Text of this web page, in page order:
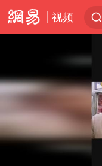
视频